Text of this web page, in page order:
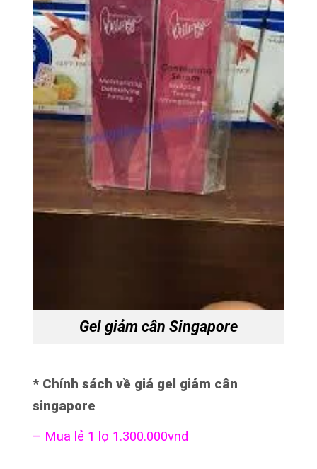
Gel giảm cân Singapore
* Chính sách về giá gel giảm cân
singapore
– Mua lẻ 1 lọ 1.300.000vnd